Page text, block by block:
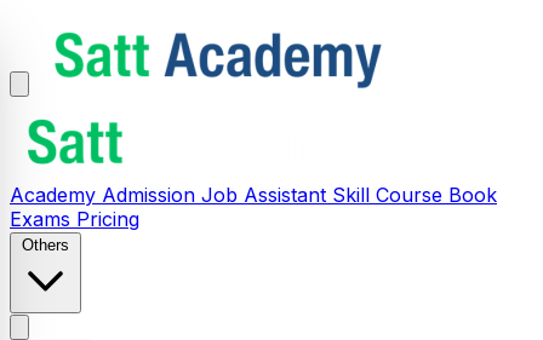
Academy Admission Job Assistant Skill Course Book
Exams Pricing
Others